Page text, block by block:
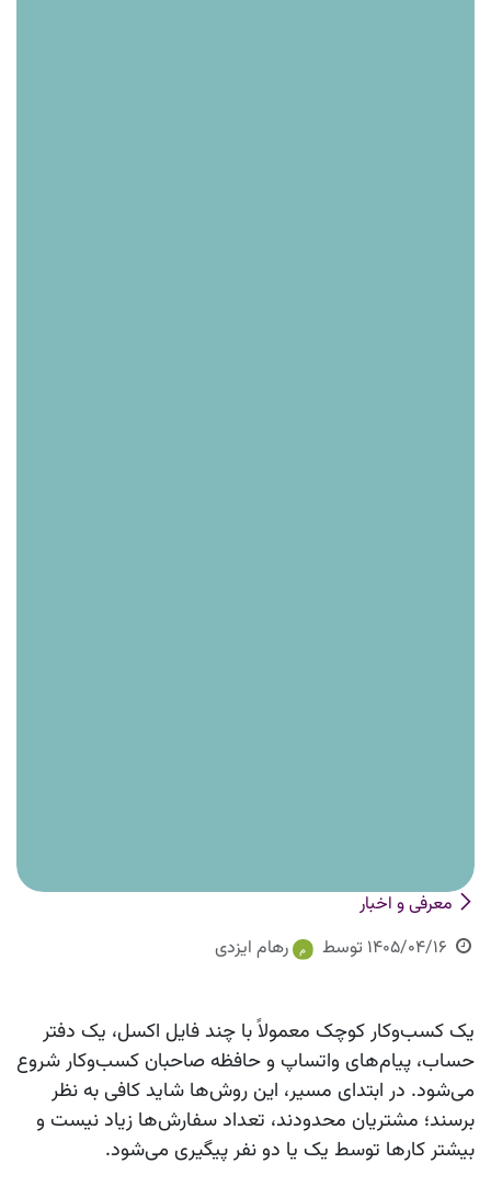
معرفی و اخبار
1405/04/16 توسط رهام ایزدی
یک کسب‌وکار کوچک معمولاً با چند فایل اکسل، یک دفتر
حساب، پیام‌های واتساپ و حافظه صاحبان کسب‌وکار شروع
می‌شود. در ابتدای مسیر، این روش‌ها شاید کافی به نظر
برسند؛ مشتریان محدودند، تعداد سفارش‌ها زیاد نیست و
بیشتر کارها توسط یک یا دو نفر پیگیری می‌شود.